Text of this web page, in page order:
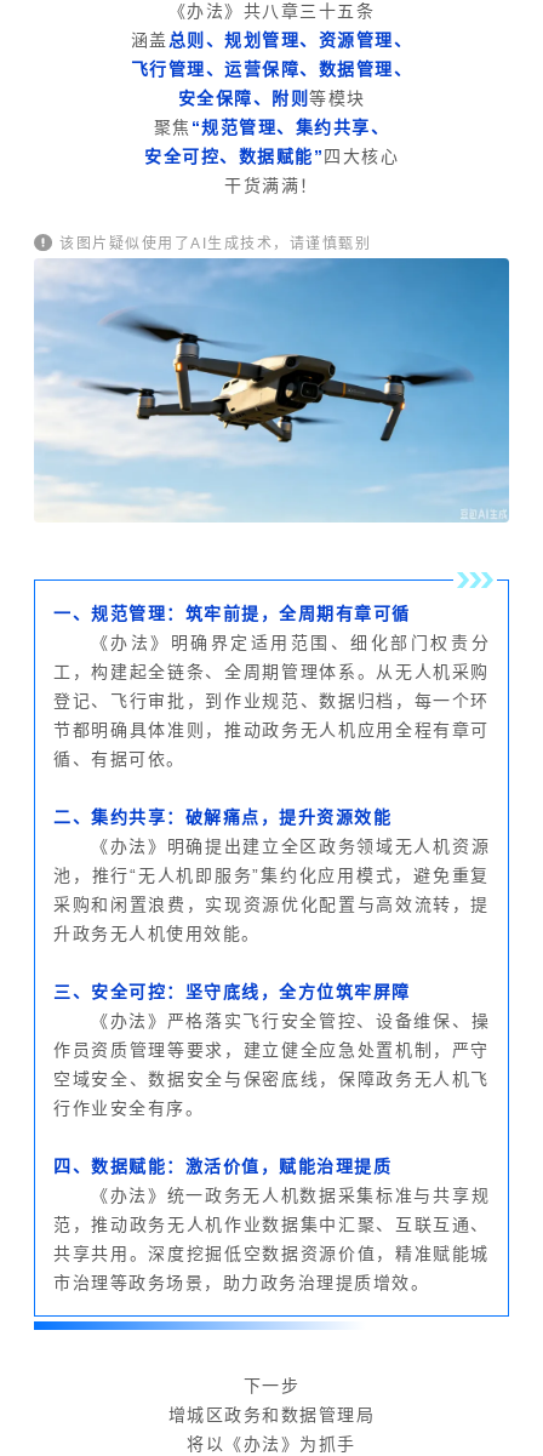
《办法》共八章三十五条
涵盖 总则、规划管理、资源管理、
飞行管理、运营保障、数据管理、
安全保障、附则 等模块
聚焦 “规范管理、集约共享、
安全可控、数据赋能” 四大核心
干货满满！
该图片疑似使用了AI生成技术，请谨慎甄别
一、规范管理：筑牢前提，全周期有章可循
《办法》明确界定适用范围、细化部门权责分
工，构建起全链条、全周期管理体系。从无人机采购
登记、飞行审批，到作业规范、数据归档，每一个环
节都明确具体准则，推动政务无人机应用全程有章可
循、有据可依。
二、集约共享：破解痛点，提升资源效能
《办法》明确提出建立全区政务领域无人机资源
池，推行“无人机即服务”集约化应用模式，避免重复
采购和闲置浪费，实现资源优化配置与高效流转，提
升政务无人机使用效能。
三、安全可控：坚守底线，全方位筑牢屏障
《办法》严格落实飞行安全管控、设备维保、操
作员资质管理等要求，建立健全应急处置机制，严守
空域安全、数据安全与保密底线，保障政务无人机飞
行作业安全有序。
四、数据赋能：激活价值，赋能治理提质
《办法》统一政务无人机数据采集标准与共享规
范，推动政务无人机作业数据集中汇聚、互联互通、
共享共用。深度挖掘低空数据资源价值，精准赋能城
市治理等政务场景，助力政务治理提质增效。
下一步
增城区政务和数据管理局
将以《办法》为抓手